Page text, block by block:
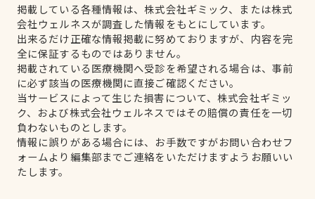
掲載している各種情報は、株式会社ギミック、または株式
会社ウェルネスが調査した情報をもとにしています。
出来るだけ正確な情報掲載に努めておりますが、内容を完
全に保証するものではありません。
掲載されている医療機関へ受診を希望される場合は、事前
に必ず該当の医療機関に直接ご確認ください。
当サービスによって生じた損害について、株式会社ギミッ
ク、および株式会社ウェルネスではその賠償の責任を一切
負わないものとします。
情報に誤りがある場合には、お手数ですがお問い合わせフ
ォームより編集部までご連絡をいただけますようお願いい
たします。